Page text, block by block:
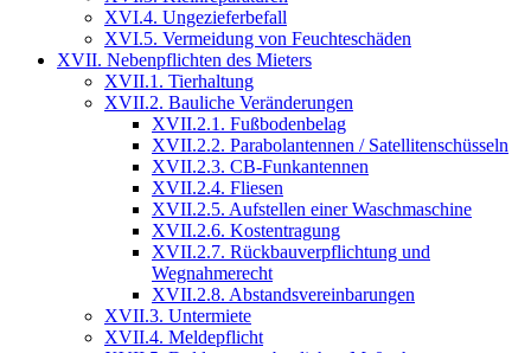
XVI.4. Ungezieferbefall
XVI.5. Vermeidung von Feuchteschäden
XVII. Nebenpflichten des Mieters
XVII.1. Tierhaltung
XVII.2. Bauliche Veränderungen
XVII.2.1. Fußbodenbelag
XVII.2.2. Parabolantennen / Satellitenschüsseln
XVII.2.3. CB-Funkantennen
XVII.2.4. Fliesen
XVII.2.5. Aufstellen einer Waschmaschine
XVII.2.6. Kostentragung
XVII.2.7. Rückbauverpflichtung und
Wegnahmerecht
XVII.2.8. Abstandsvereinbarungen
XVII.3. Untermiete
XVII.4. Meldepflicht